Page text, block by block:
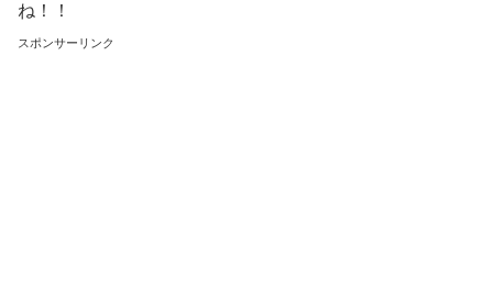
ね！！
スポンサーリンク